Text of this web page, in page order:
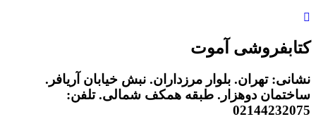
کتابفروشی آموت
نشانی: تهران. بلوار مرزداران. نبش خیابان آریافر.
ساختمان دوهزار. طبقه‌ همکف شمالی. تلفن:
02144232075